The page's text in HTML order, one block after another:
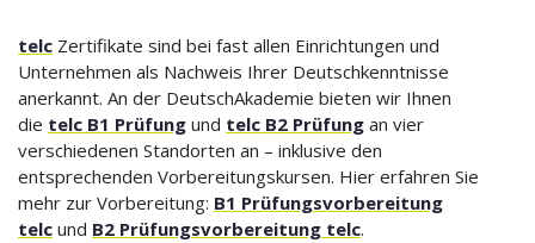
telc Zertifikate sind bei fast allen Einrichtungen und
Unternehmen als Nachweis Ihrer Deutschkenntnisse
anerkannt. An der DeutschAkademie bieten wir Ihnen
die telc B1 Prüfung und telc B2 Prüfung an vier
verschiedenen Standorten an – inklusive den
entsprechenden Vorbereitungskursen. Hier erfahren Sie
mehr zur Vorbereitung: B1 Prüfungsvorbereitung
telc und B2 Prüfungsvorbereitung telc.